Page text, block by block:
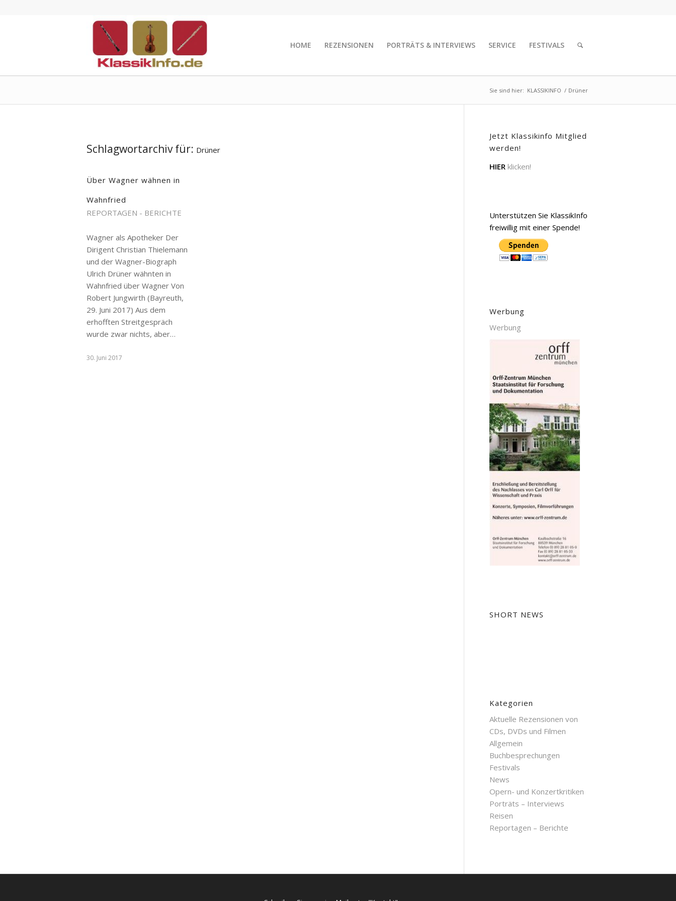
HOME REZENSIONEN PORTRÄTS & INTERVIEWS SERVICE FESTIVALS
Sie sind hier: KLASSIKINFO / Drüner
Schlagwortarchiv für: Drüner
Über Wagner wähnen in
Wahnfried
REPORTAGEN - BERICHTE
Wagner als Apotheker Der
Dirigent Christian Thielemann
und der Wagner-Biograph
Ulrich Drüner wähnten in
Wahnfried über Wagner Von
Robert Jungwirth (Bayreuth,
29. Juni 2017) Aus dem
erhofften Streitgespräch
wurde zwar nichts, aber…
30. Juni 2017
Jetzt Klassikinfo Mitglied
werden!
HIER klicken!
Unterstützen Sie KlassikInfo
freiwillig mit einer Spende!
Werbung
Werbung
SHORT NEWS
Kategorien
Aktuelle Rezensionen von
CDs, DVDs und Filmen
Allgemein
Buchbesprechungen
Festivals
News
Opern- und Konzertkritiken
Porträts – Interviews
Reisen
Reportagen – Berichte